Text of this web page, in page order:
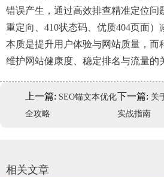
错误产生，通过高效排查精准定位问
重定向、410状态码、优质404页面）
本质是提升用户体验与网站质量，而
维护网站健康度、稳定排名与流量的
上一篇: SEO锚文本优化
全攻略
下一篇: 关
实战指南
相关文章